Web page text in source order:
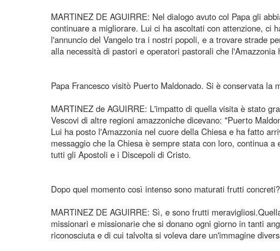
MARTINEZ DE AGUIRRE: Nel dialogo avuto col Papa gli
continuare a migliorare. Lui ci ha ascoltati con attenzione, ci
l'annuncio del Vangelo tra i nostri popoli, e a trovare strade
alla necessità di pastori e operatori pastorali che
Papa Francesco visitò Puerto Maldonado. Si è conservata la
MARTINEZ de AGUIRRE: L'impatto di quella visita è stato
Vescovi di altre regioni amazzoniche dicevano: "Puerto
Lui ha posto l'Amazzonia nel cuore della Chiesa e ha fatto
messaggio che la Chiesa è sempre stata con loro, continua
tutti gli Apostoli e i Discepoli di Cristo.
Dopo quel momento così intenso sono maturati frutti concreti?
MARTINEZ DE AGUIRRE: Sì, e sono frutti
missionari e missionarie che si donano ogni giorno in tanti
riconosciuta e di cui talvolta si voleva dare un'immagine